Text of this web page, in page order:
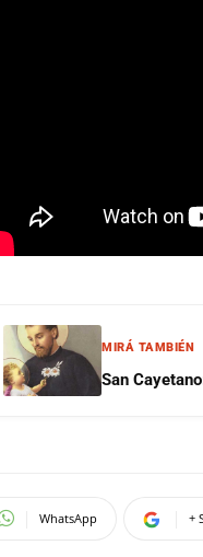
MIRÁ TAMBIÉN
San
WhatsApp +